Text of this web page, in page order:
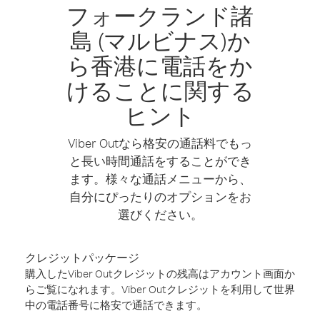
フォークランド諸
島 (マルビナス)か
ら香港に電話をか
けることに関する
ヒント
Viber Outなら格安の通話料でもっ
と長い時間通話をすることができ
ます。様々な通話メニューから、
自分にぴったりのオプションをお
選びください。
クレジットパッケージ
購入したViber Outクレジットの残高はアカウント画面か
らご覧になれます。Viber Outクレジットを利用して世界
中の電話番号に格安で通話できます。